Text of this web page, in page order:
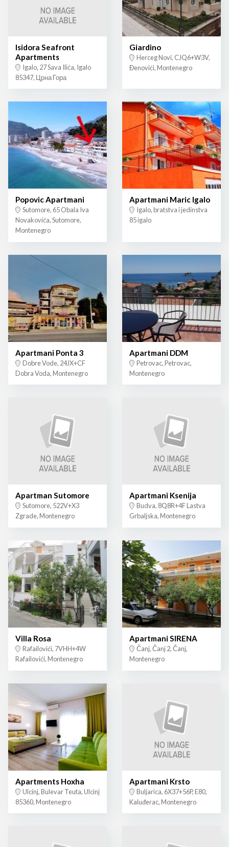
Isidora Seafront
Apartments
Igalo, 27 Sava Ilića, Igalo
85347, Црна Гора
Giardino
Herceg Novi, CJQ6+W3V,
Đenovići, Montenegro
Popovic Apartmani
Sutomore, 65 Obala Iva
Novakovića, Sutomore,
Montenegro
Apartmani Maric Igalo
Igalo, bratstva i jedinstva
85 igalo
Apartmani Ponta 3
Dobre Vode, 24JX+CF
Dobra Voda, Montenegro
Apartmani DDM
Petrovac, Petrovac,
Montenegro
Apartman Sutomore
Sutomore, 522V+X3
Zgrade, Montenegro
Apartmani Ksenija
Budva, 8Q8R+4F Lastva
Grbaljska, Montenegro
Villa Rosa
Rafailovići, 7VHH+4W
Rafailovići, Montenegro
Apartmani SIRENA
Čanj, Čanj 2, Čanj,
Montenegro
Apartments Hoxha
Ulcinj, Bulevar Teuta, Ulcinj
85360, Montenegro
Apartmani Krsto
Buljarica, 6X37+56P, E80,
Kaluđerac, Montenegro